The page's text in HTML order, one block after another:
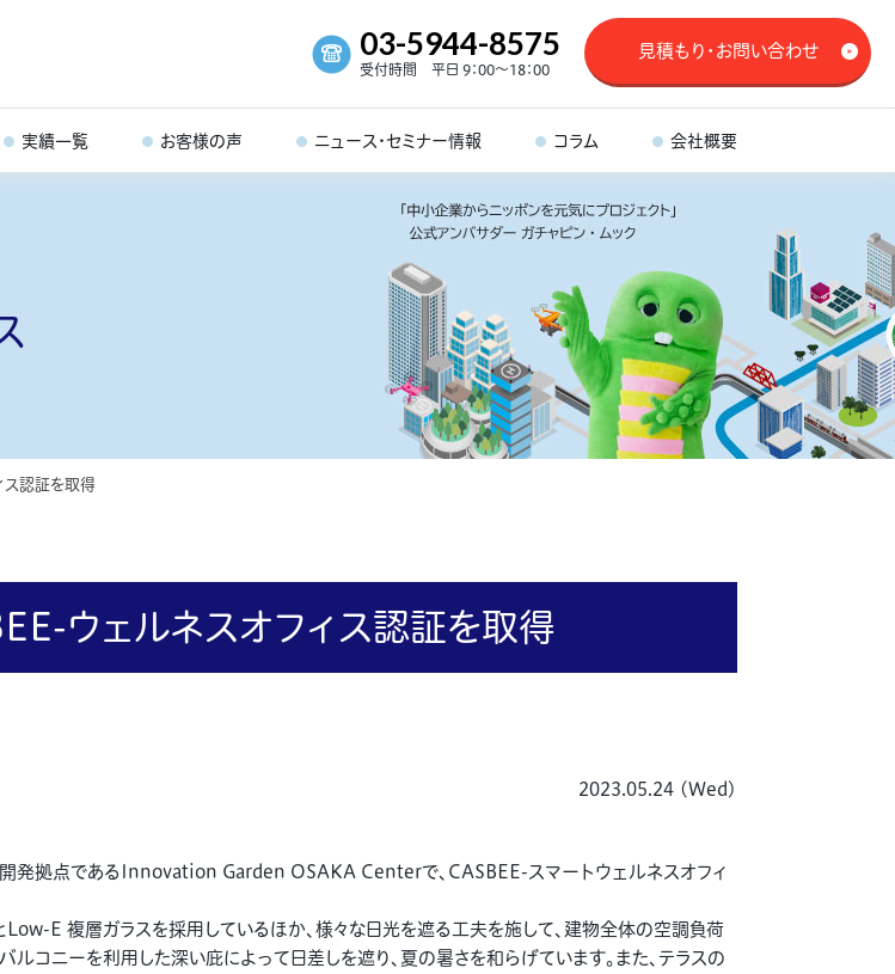
03-5944-8575
受付時間 平日 9：00～18：00
見積もり・お問い合わせ
実績一覧 お客様の声 ニュース・セミナー情報 コラム 会社概要
ス認証を取得
ウェルネスオフィス認証を取得
2023.05.24 (Wed)
発拠点であるInnovation Garden OSAKA Centerで、CASBEE-スマートウェルネスオフィ
E 複層ガラスを採用しているほか、様々な日光を遮る工夫を施して、建物全体の空調負荷
コニーを利用した深い庇によって日差しを遮り、夏の暑さを和らげています。また、テラスの